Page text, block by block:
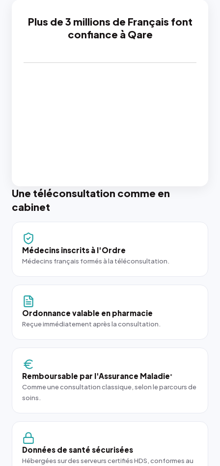
Plus de 3 millions de Français font
confiance à Qare
Une téléconsultation comme en
cabinet
Médecins inscrits à l'Ordre
Médecins français formés à la téléconsultation.
Ordonnance valable en pharmacie
Reçue immédiatement après la consultation.
Remboursable par l'Assurance Maladie*
Comme une consultation classique, selon le parcours de
soins.
Données de santé sécurisées
Hébergées sur des serveurs certifiés HDS, conformes au